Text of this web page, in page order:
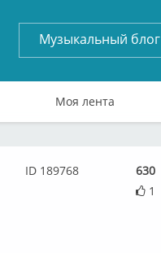
Музыкальный блог
Моя лента
630
1
ID 189768